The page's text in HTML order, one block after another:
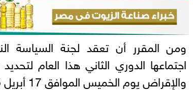
ومن المقرر أن تعقد لجنة السياسة
اجتماعها الدوري الثاني هذا العام
والإقراض يوم الخميس الموافق 17 أبريل 2025.